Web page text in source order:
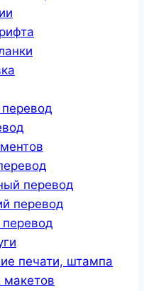
перевод
перевод
печати, штампа
макетов